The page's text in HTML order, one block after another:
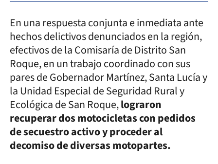
En una respuesta conjunta e inmediata ante
hechos delictivos denunciados en la región,
efectivos de la Comisaría de Distrito San
Roque, en un trabajo coordinado con sus
pares de Gobernador Martínez, Santa Lucía y
la Unidad Especial de Seguridad Rural y
Ecológica de San Roque,lograron
recuperar dos motocicletas con pedidos
de secuestro activo y proceder al
decomiso de diversas motopartes.